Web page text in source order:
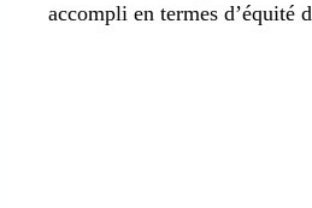
accompli en termes d’équité